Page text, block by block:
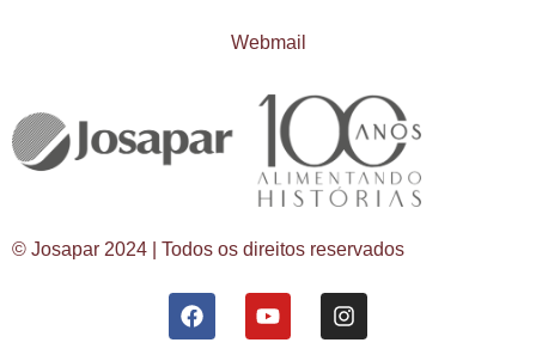
Webmail
© Josapar 2024 | Todos os direitos reservados